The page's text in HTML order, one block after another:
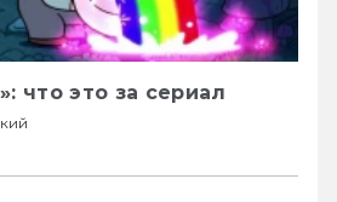
что это за сериал